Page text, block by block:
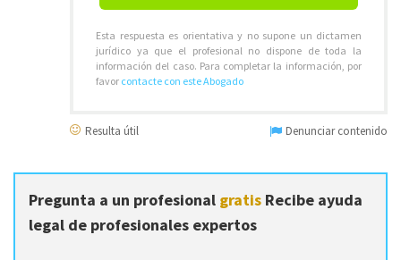
Esta respuesta es orientativa y no supone un dictamen
jurídico ya que el profesional no dispone de toda la
información del caso. Para completar la información, por
favor contacte con este Abogado
Resulta útil Denunciar contenido
Pregunta a un profesional gratis Recibe ayuda
legal de profesionales expertos